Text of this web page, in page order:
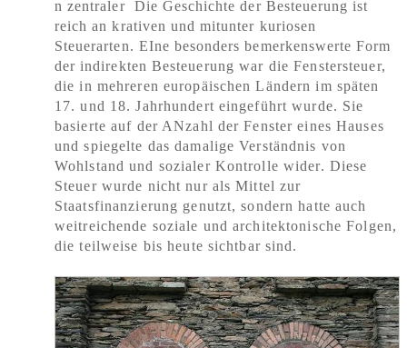
n zentraler Die Geschichte der Besteuerung ist
reich an krativen und mitunter kuriosen
Steuerarten. EIne besonders bemerkenswerte Form
der indirekten Besteuerung war die Fenstersteuer,
die in mehreren europäischen Ländern im späten
17. und 18. Jahrhundert eingeführt wurde. Sie
basierte auf der ANzahl der Fenster eines Hauses
und spiegelte das damalige Verständnis von
Wohlstand und sozialer Kontrolle wider. Diese
Steuer wurde nicht nur als Mittel zur
Staatsfinanzierung genutzt, sondern hatte auch
weitreichende soziale und architektonische Folgen,
die teilweise bis heute sichtbar sind.